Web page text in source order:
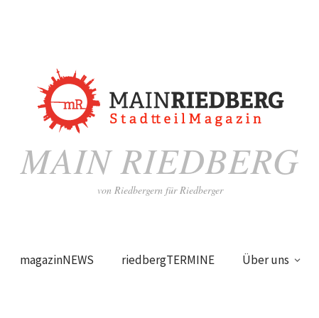
MAIN RIEDBERG
von Riedbergern für Riedberger
magazinNEWS riedbergTERMINE Über uns